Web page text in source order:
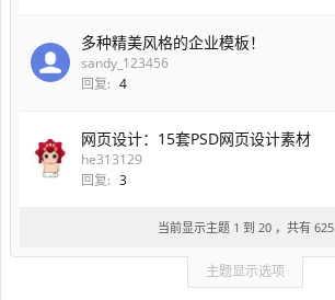
多种精美风格的企业模板！
sandy_123456
回复: 4
网页设计：15套PSD网页设计素材
he313129
回复: 3
当前显示主题 1 到 20 ，共有 625
主题显示选项